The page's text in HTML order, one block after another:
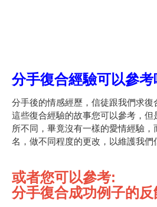
分手復合經驗可以參考
分手後的情感經歷，信徒跟我們求復
這些復合經驗的故事您可以參考，
所不同，畢竟沒有一樣的愛情經驗，
名，做不同程度的更改，以維護我們
或者您可以參考:
分手復合成功例子的反